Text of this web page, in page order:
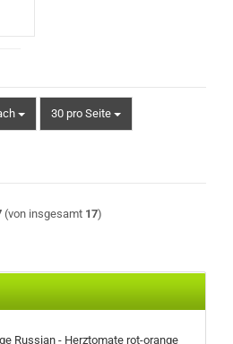
30 pro Seite
pro Seite
(von insgesamt 17)
Russian - Herztomate rot-orange